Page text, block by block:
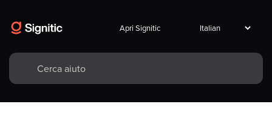
Apri Signitic